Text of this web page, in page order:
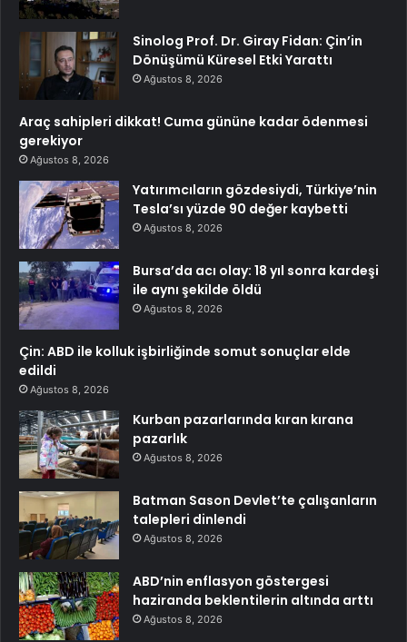
Sinolog Prof. Dr. Giray Fidan: Çin’in
Dönüşümü Küresel Etki Yarattı
Ağustos 8, 2026
Araç sahipleri dikkat! Cuma gününe kadar ödenmesi
gerekiyor
Ağustos 8, 2026
Yatırımcıların gözdesiydi, Türkiye’nin
Tesla’sı yüzde 90 değer kaybetti
Ağustos 8, 2026
Bursa’da acı olay: 18 yıl sonra kardeşi
ile aynı şekilde öldü
Ağustos 8, 2026
Çin: ABD ile kolluk işbirliğinde somut sonuçlar elde
edildi
Ağustos 8, 2026
Kurban pazarlarında kıran kırana
pazarlık
Ağustos 8, 2026
Batman Sason Devlet’te çalışanların
talepleri dinlendi
Ağustos 8, 2026
ABD’nin enflasyon göstergesi
haziranda beklentilerin altında arttı
Ağustos 8, 2026